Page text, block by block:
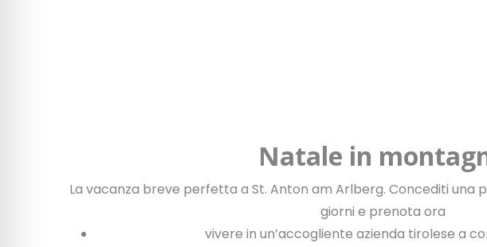
Natale in
La vacanza breve perfetta a St. Anton am Arlberg. Concediti una
giorni e prenota ora
vivere in un’accogliente azienda tirolese a